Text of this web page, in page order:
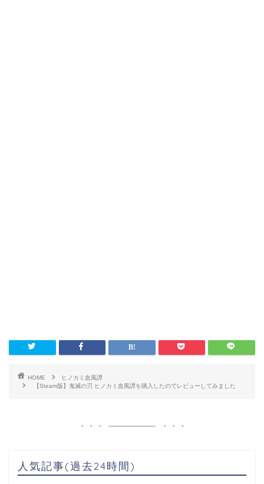
HOME
ヒノカミ血風譚
【Steam版】鬼滅の刃 ヒノカミ血風譚を購入したのでレビューしてみました
人気記事(過去24時間)